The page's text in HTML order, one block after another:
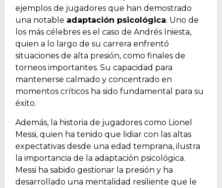
ejemplos de jugadores que han demostrado
una notable adaptación psicológica. Uno de
los más célebres es el caso de Andrés Iniesta,
quien a lo largo de su carrera enfrentó
situaciones de alta presión, como finales de
torneos importantes. Su capacidad para
mantenerse calmado y concentrado en
momentos críticos ha sido fundamental para su
éxito.
Además, la historia de jugadores como Lionel
Messi, quien ha tenido que lidiar con las altas
expectativas desde una edad temprana, ilustra
la importancia de la adaptación psicológica.
Messi ha sabido gestionar la presión y ha
desarrollado una mentalidad resiliente que le